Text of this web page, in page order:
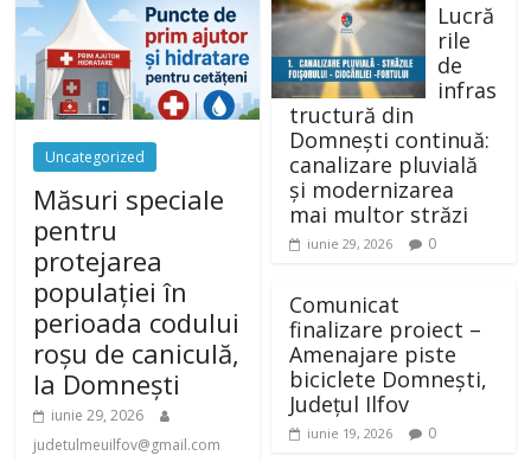
Uncategorized
Măsuri speciale
pentru
protejarea
populației în
perioada codului
roșu de caniculă,
la Domnești
iunie 29, 2026
judetulmeuilfov@gmail.com
Lucră
rile
de
infras
tructură din
Domnești continuă:
canalizare pluvială
și modernizarea
mai multor străzi
iunie 29, 2026 0
Comunicat
finalizare proiect –
Amenajare piste
biciclete Domnești,
Județul Ilfov
iunie 19, 2026 0